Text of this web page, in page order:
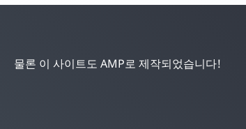
물론 이 사이트도 AMP로 제작되었습니다!